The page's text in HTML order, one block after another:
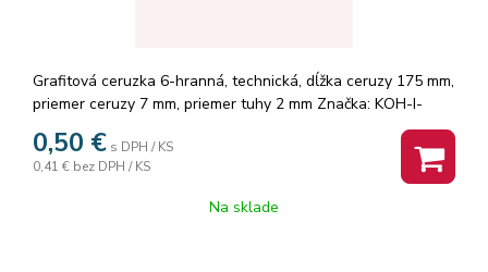
Grafitová ceruzka 6-hranná, technická, dĺžka ceruzy 175 mm,
priemer ceruzy 7 mm, priemer tuhy 2 mm Značka: KOH-I-
0,50 € s DPH / KS
0,41 € bez DPH / KS
Na sklade